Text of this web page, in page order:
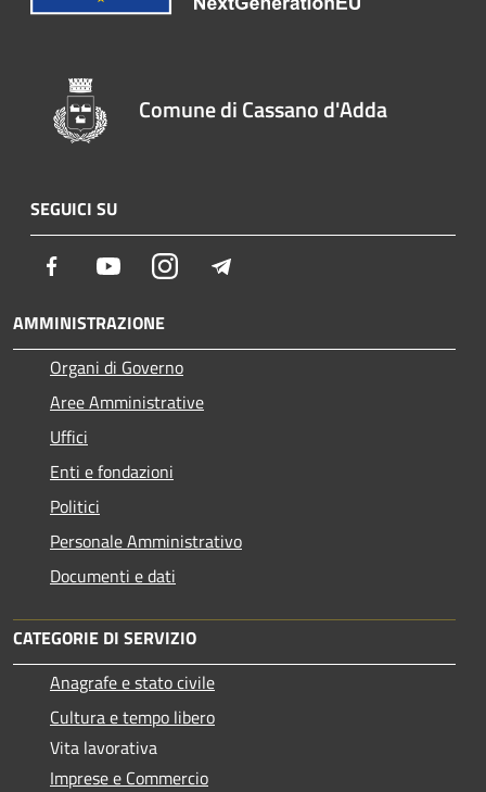
Comune di Cassano d'Adda
SEGUICI SU
Facebook YoutubeInstagram
AMMINISTRAZIONE
Organi di Governo
Aree Amministrative
Uffici
Enti e fondazioni
Politici
Personale Amministrativo
Documenti e dati
CATEGORIE DI SERVIZIO
Anagrafe e stato civile
Cultura e tempo libero
Vita lavorativa
Imprese e Commercio